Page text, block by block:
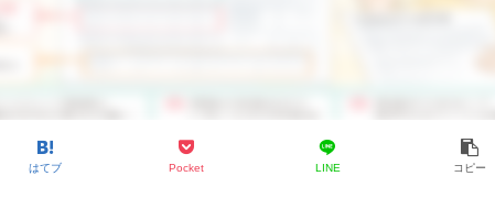
はてブ Pocket LINE コピー